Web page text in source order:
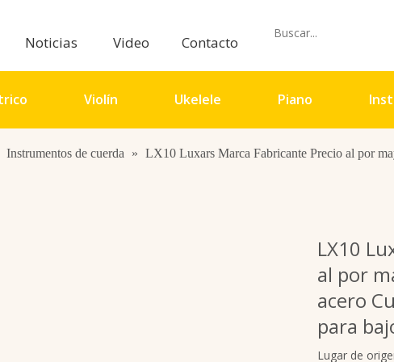
Noticias Video Contacto
Violín Ukelele Piano
Instrumentos de cuerda » LX10 Luxars Marca Fabricante Precio al por
LX10
al por
acero
para
Lugar de